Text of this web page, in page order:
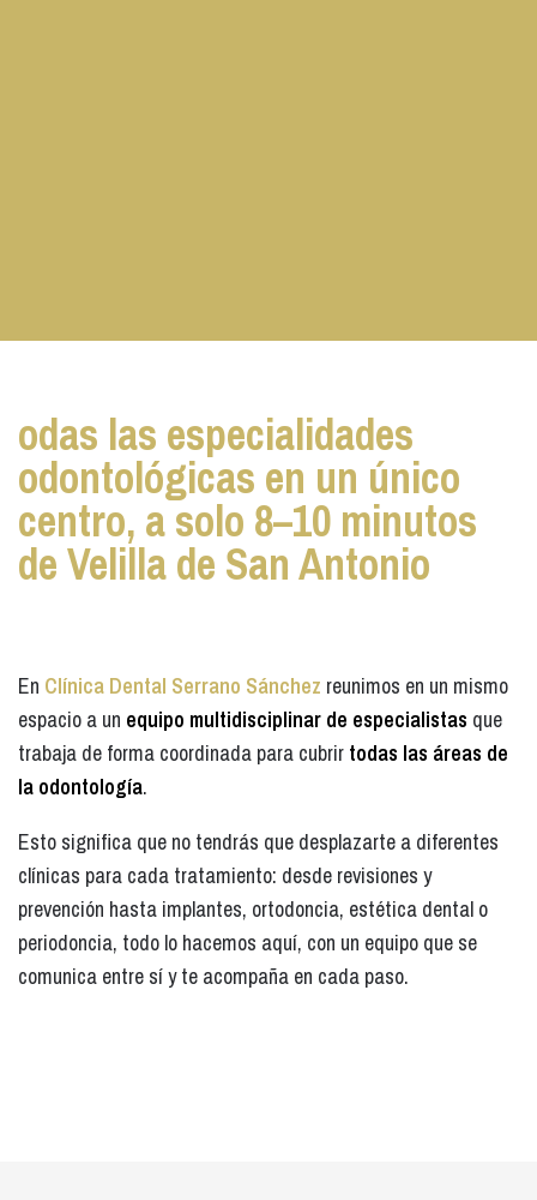
odas las especialidades
odontológicas en un único
centro, a solo 8–10 minutos
de Velilla de San Antonio
En Clínica Dental Serrano Sánchez reunimos en un mismo
espacio a un equipo multidisciplinar de especialistas que
trabaja de forma coordinada para cubrir todas las áreas de
la odontología.
Esto significa que no tendrás que desplazarte a diferentes
clínicas para cada tratamiento: desde revisiones y
prevención hasta implantes, ortodoncia, estética dental o
periodoncia, todo lo hacemos aquí, con un equipo que se
comunica entre sí y te acompaña en cada paso.